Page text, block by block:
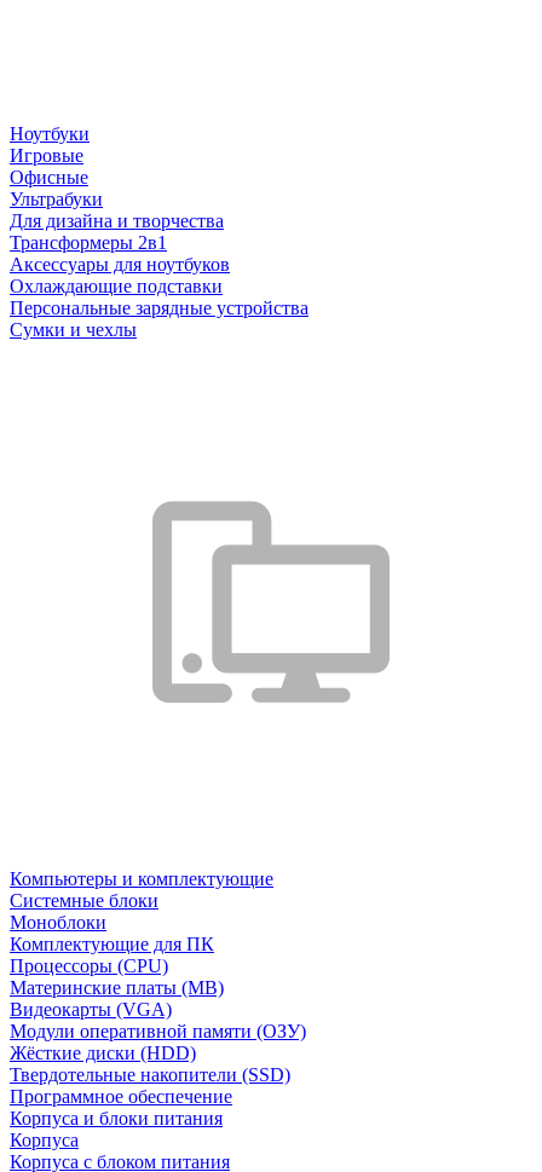
Ноутбуки
Игровые
Офисные
Ультрабуки
Для дизайна и творчества
Трансформеры 2в1
Аксессуары для ноутбуков
Охлаждающие подставки
Персональные зарядные устройства
Сумки и чехлы
Компьютеры и комплектующие
Системные блоки
Моноблоки
Комплектующие для ПК
Процессоры (CPU)
Материнские платы (MB)
Видеокарты (VGA)
Модули оперативной памяти (ОЗУ)
Жёсткие диски (HDD)
Твердотельные накопители (SSD)
Программное обеспечение
Корпуса и блоки питания
Корпуса
Корпуса с блоком питания